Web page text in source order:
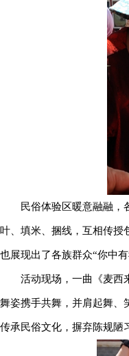
民俗体验区暖意融融，
叶、填米、捆线，互相传
也展现出了各族群众“你中
活动现场，一曲《麦西
舞姿携手共舞，并肩起舞、
传承民俗文化，摒弃陈规陋